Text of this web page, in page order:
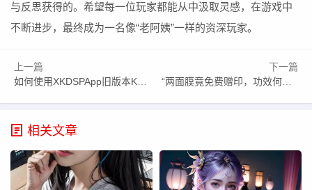
与反思获得的。希望每一位玩家都能从中汲取灵感，在游戏中
不断进步，最终成为一名像“老阿姨”一样的资深玩家。
上一篇
如何使用XKDSPApp旧版本KDB免会员版提升中文汉字处理效率？
下一篇
“两面膜竟免费赠印，功效何如？” 印度式面膜优惠引发关注
相关文章